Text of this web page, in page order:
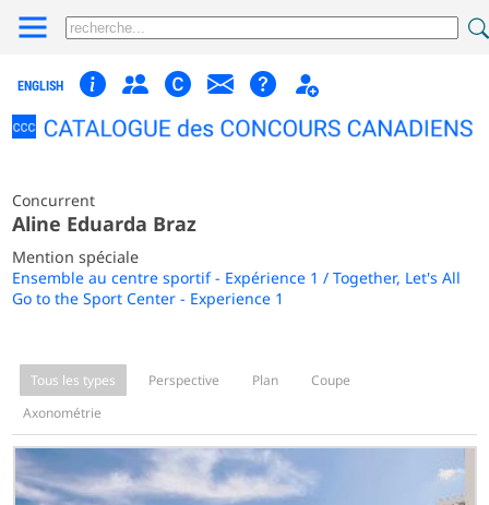
ENGLISH
Concurrent
Aline Eduarda Braz
Mention spéciale
Ensemble au centre sportif - Expérience 1 / Together, Let's All
Go to the Sport Center - Experience 1
Tous les types Perspective Plan
Coupe
Axonométrie